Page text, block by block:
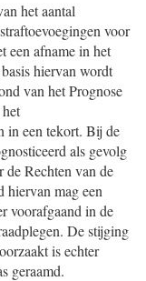
het aantal
voor
een afname in het
hiervan wordt
van het Prognose
in een tekort. Bij de
als gevolg
Rechten van de
hiervan mag een
voorafgaand in de
De stijging
is echter
geraamd.